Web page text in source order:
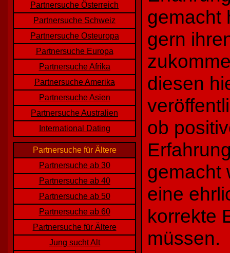
Partnersuche Österreich
Partnersuche Schweiz
Partnersuche Osteuropa
Partnersuche Europa
Partnersuche Afrika
Partnersuche Amerika
Partnersuche Asien
Partnersuche Australien
International Dating
Partnersuche für Ältere
Partnersuche ab 30
Partnersuche ab 40
Partnersuche ab 50
Partnersuche ab 60
Partnersuche für Ältere
Jung sucht Alt
gemacht
gern
diesen
ob
gemacht
eine
korrekte
müssen.